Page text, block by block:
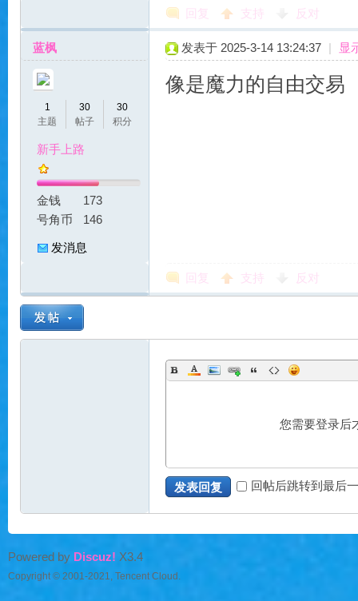
回复 支持 反对
蓝枫
1
主题
30
帖子
30
积分
新手上路
金钱
173
号角币
146
发消息
发表于 2025-3-14 13:24:37 | 显
像是魔力的自由交易
回复 支持 反对
您需要登录后
发表回复 回帖后跳转到最后
Powered by Discuz! X3.4
Copyright © 2001-2021, Tencent Cloud.